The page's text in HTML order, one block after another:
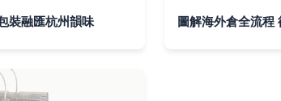
裝融匯杭州韻味